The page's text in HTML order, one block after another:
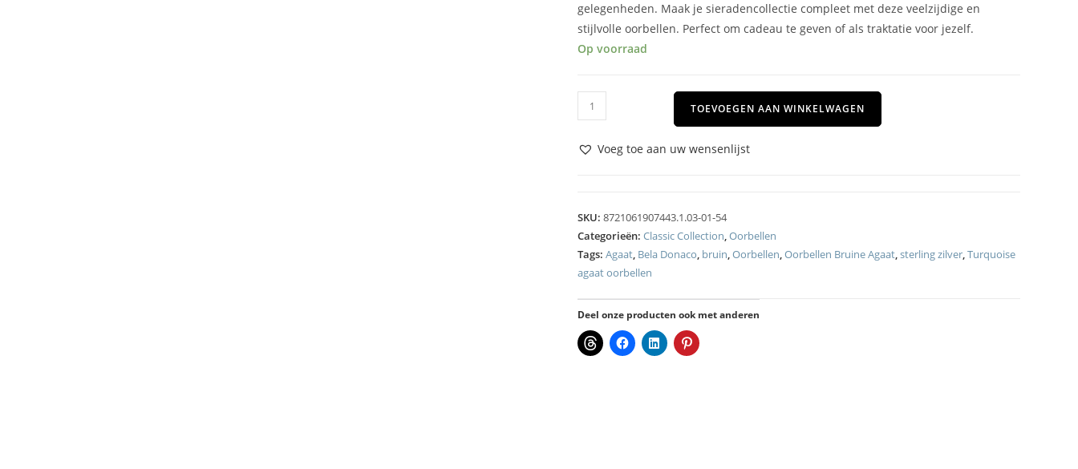
gelegenheden. Maak je sieradencollectie compleet met deze veelzijdige en
stijlvolle oorbellen. Perfect om cadeau te geven of als traktatie voor jezelf.
Op voorraad
TOEVOEGEN AAN WINKELWAGEN
Voeg toe aan uw wensenlijst
SKU: 8721061907443.1.03-01-54
Categorieën: Classic Collection,Oorbellen
Tags: Agaat, Bela Donaco, bruin,Oorbellen,Oorbellen Bruine Agaat,sterling zilver,Turquoise
agaat oorbellen
Deel onze producten ook met anderen